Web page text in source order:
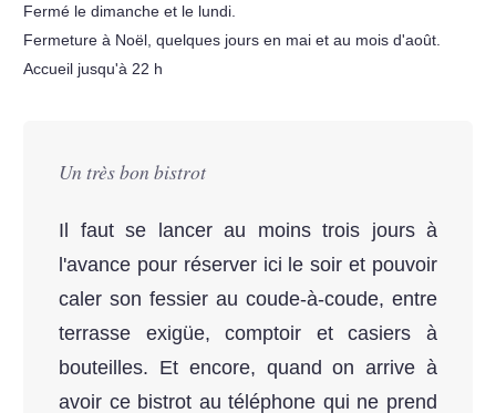
Fermé le dimanche et le lundi.
Fermeture à Noël, quelques jours en mai et au mois d'août.
Accueil jusqu'à 22 h
Un très bon bistrot
Il faut se lancer au moins trois jours à
l'avance pour réserver ici le soir et pouvoir
caler son fessier au coude-à-coude, entre
terrasse exigüe, comptoir et casiers à
bouteilles. Et encore, quand on arrive à
avoir ce bistrot au téléphone qui ne prend